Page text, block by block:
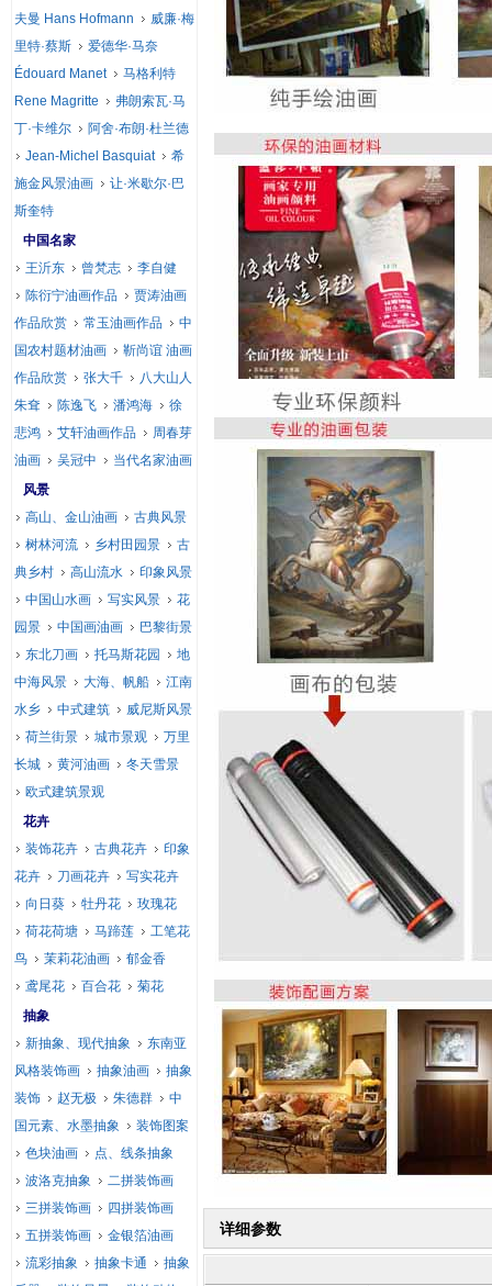
详细参数
夫曼 Hans Hofmann
威廉·梅
里特·蔡斯
爱德华·马奈
Édouard Manet
马格利特
Rene Magritte
弗朗索瓦·马
丁·卡维尔
阿舍·布朗·杜兰德
Jean-Michel Basquiat
希
施金风景油画
让·米歇尔·巴
斯奎特
中国名家
王沂东
曾梵志
李自健
陈衍宁油画作品
贾涛油画
作品欣赏
常玉油画作品
中
国农村题材油画
靳尚谊 油画
作品欣赏
张大千
八大山人
朱耷
陈逸飞 潘鸿海
徐
悲鸿
艾轩油画作品
周春芽
油画
吴冠中
当代名家油画
风景
高山、金山油画
古典风景
树林河流
乡村田园景
古
典乡村
高山流水
印象风景
中国山水画
写实风景
花
园景
中国画油画
巴黎街景
东北刀画
托马斯花园
地
中海风景
大海、帆船
江南
水乡
中式建筑
威尼斯风景
荷兰街景
城市景观
万里
长城
黄河油画
冬天雪景
欧式建筑景观
花卉
装饰花卉
古典花卉
印象
花卉
刀画花卉
写实花卉
向日葵
牡丹花
玫瑰花
荷花荷塘
马蹄莲
工笔花
鸟
茉莉花油画
郁金香
鸢尾花
百合花
菊花
抽象
新抽象、现代抽象
东南亚
风格装饰画
抽象油画
抽象
装饰
赵无极 朱德群
中
国元素、水墨抽象
装饰图案
色块油画
点、线条抽象
波洛克抽象
二拼装饰画
三拼装饰画
四拼装饰画
五拼装饰画
金银箔油画
流彩抽象
抽象卡通
抽象